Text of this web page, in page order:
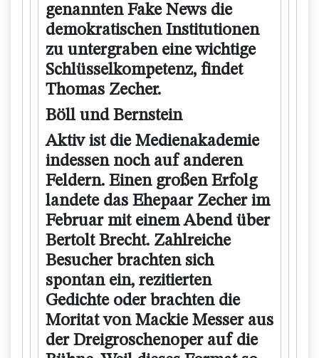
genannten Fake News die
demokratischen Institutionen
zu untergraben eine wichtige
Schlüsselkompetenz, findet
Thomas Zecher.
Böll und Bernstein
Aktiv ist die Medienakademie
indessen noch auf anderen
Feldern. Einen großen Erfolg
landete das Ehepaar Zecher im
Februar mit einem Abend über
Bertolt Brecht. Zahlreiche
Besucher brachten sich
spontan ein, rezitierten
Gedichte oder brachten die
Moritat von Mackie Messer aus
der Dreigroschenoper auf die